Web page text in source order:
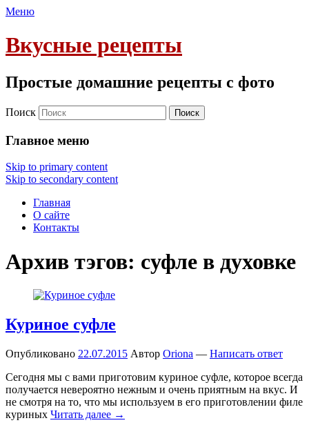
Меню
Вкусные рецепты
Простые домашние рецепты с фото
Поиск
Главное меню
Skip to primary content
Skip to secondary content
Главная
О сайте
Контакты
Архив тэгов: суфле в духовке
Куриное суфле
Опубликовано 22.07.2015 Автор Oriona — Написать ответ
Сегодня мы с вами приготовим куриное суфле, которое всегда
получается невероятно нежным и очень приятным на вкус. И
не смотря на то, что мы используем в его приготовлении филе
куриных Читать далее →